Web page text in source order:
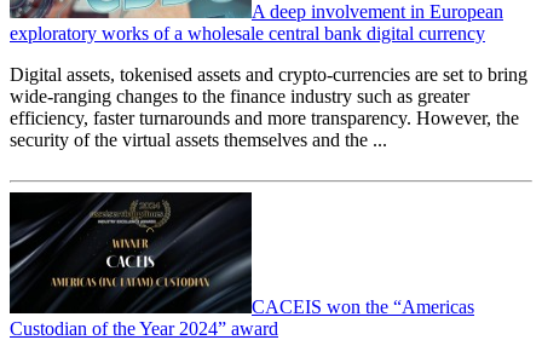
A deep involvement in European
exploratory works of a wholesale central bank digital currency
Digital assets, tokenised assets and crypto-currencies are set to bring
wide-ranging changes to the finance industry such as greater
efficiency, faster turnarounds and more transparency. However, the
security of the virtual assets themselves and the ...
CACEIS won the “Americas
Custodian of the Year 2024” award